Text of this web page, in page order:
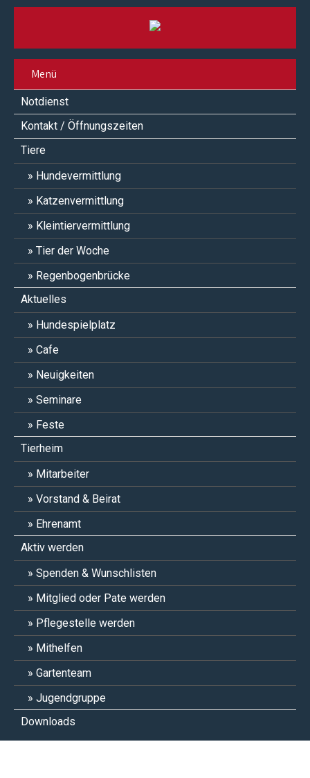
Menü
Notdienst
Kontakt / Öffnungszeiten
Tiere
Hundevermittlung
Katzenvermittlung
Kleintiervermittlung
Tier der Woche
Regenbogenbrücke
Aktuelles
Hundespielplatz
Cafe
Neuigkeiten
Seminare
Feste
Tierheim
Mitarbeiter
Vorstand & Beirat
Ehrenamt
Aktiv werden
Spenden & Wunschlisten
Mitglied oder Pate werden
Pflegestelle werden
Mithelfen
Gartenteam
Jugendgruppe
Downloads